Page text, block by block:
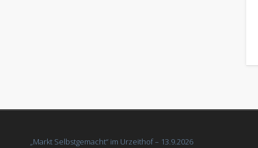
„Markt Selbstgemacht“ im Urzeithof – 13.9.2026